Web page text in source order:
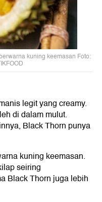
kuning keemasan Foto:
legit yang creamy.
di dalam mulut.
Black Thorn punya
kuning keemasan.
seiring
Black Thorn juga lebih